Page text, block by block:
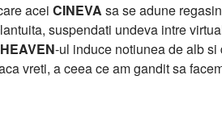
acei CINEVA sa se adune
suspendati undeva intre
HEAVEN-ul induce notiunea de alb si
vreti, a ceea ce am gandit sa